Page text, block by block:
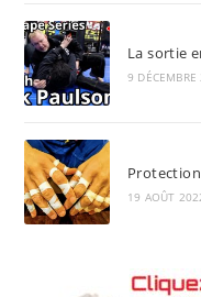
La sortie
9
Protection
19 AOÛT